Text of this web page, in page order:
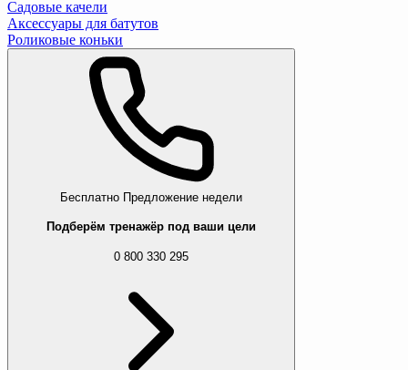
Садовые качели
Аксессуары для батутов
Роликовые коньки
Бесплатно Предложение недели
Подберём тренажёр под ваши цели
0 800 330 295